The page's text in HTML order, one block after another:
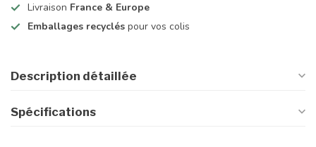
Livraison France & Europe
Emballages recyclés pour vos colis
Description détaillée
Spécifications